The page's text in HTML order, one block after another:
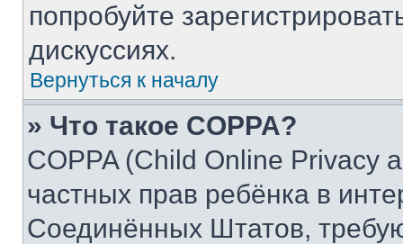
попробуйте
дискуссиях.
Вернуться к началу
» Что такое COPPA?
COPPA (Child Online Privacy
частных прав ребёнка в
Соединённых Штатов,